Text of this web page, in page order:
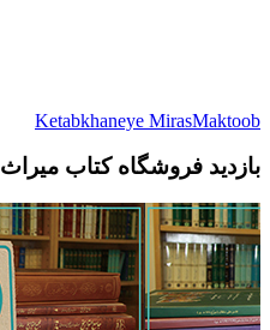
Ketabkhaneye MirasMaktoob
بازدید فروشگاه کتاب میراث